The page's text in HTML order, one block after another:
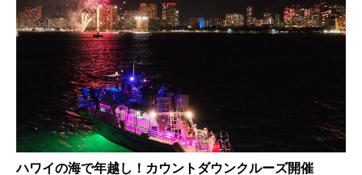
ハワイの海で年越し！カウントダウンクルーズ開催